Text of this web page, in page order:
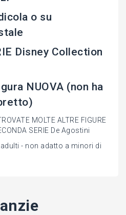
o su
Disney Collection
NUOVA (non ha
MOLTE ALTRE FIGURE
SERIE De Agostini
- non adatto a minori di